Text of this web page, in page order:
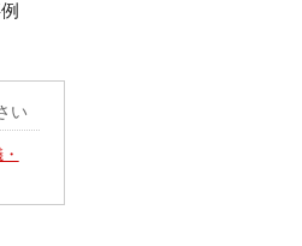
い